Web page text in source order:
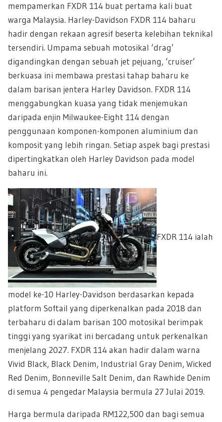
mempamerkan FXDR 114 buat pertama kali buat
warga Malaysia. Harley-Davidson FXDR 114 baharu
hadir dengan rekaan agresif beserta kelebihan teknikal
tersendiri. Umpama sebuah motosikal ‘drag’
digandingkan dengan sebuah jet pejuang, ‘cruiser’
berkuasa ini membawa prestasi tahap baharu ke
dalam barisan jentera Harley Davidson. FXDR 114
menggabungkan kuasa yang tidak menjemukan
daripada enjin Milwaukee-Eight 114 dengan
penggunaan komponen-komponen aluminium dan
komposit yang lebih ringan. Setiap aspek bagi prestasi
dipertingkatkan oleh Harley Davidson pada model
baharu ini.
FXDR 114 ialah
model ke-10 Harley-Davidson berdasarkan kepada
platform Softail yang diperkenalkan pada 2018 dan
terbaharu di dalam barisan 100 motosikal berimpak
tinggi yang syarikat ini bercadang untuk perkenalkan
menjelang 2027. FXDR 114 akan hadir dalam warna
Vivid Black, Black Denim, Industrial Gray Denim, Wicked
Red Denim, Bonneville Salt Denim, dan Rawhide Denim
di semua 4 pengedar Malaysia bermula 27 Julai 2019.
Harga bermula daripada RM122,500 dan bagi semua